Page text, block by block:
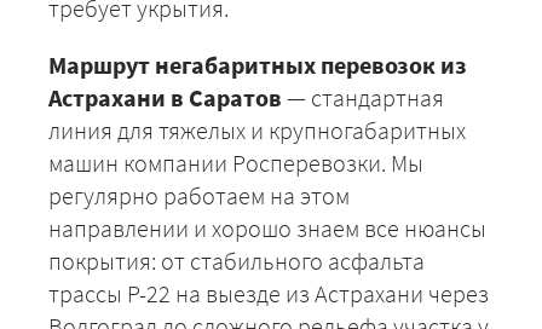
требует укрытия.
Маршрут негабаритных перевозок из
Астрахани в Саратов — стандартная
линия для тяжелых и крупногабаритных
машин компании Росперевозки. Мы
регулярно работаем на этом
направлении и хорошо знаем все нюансы
покрытия: от стабильного асфальта
трассы Р-22 на выезде из Астрахани через
+7 (499) 520-05-23